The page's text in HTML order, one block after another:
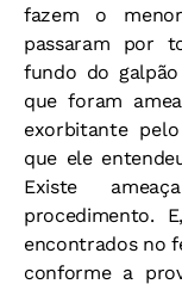
fazem o
passaram por
fundo do
que foram
exorbitante
que ele
Existe
procedimento.
encontrados no
conforme a